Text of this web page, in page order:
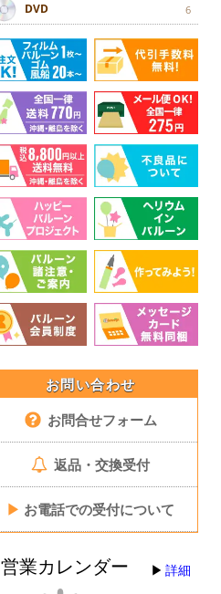
DVD 6
お問い合わせ
お問合せフォーム
返品・交換受付
▶ お電話での受付について
営業カレンダー 詳細